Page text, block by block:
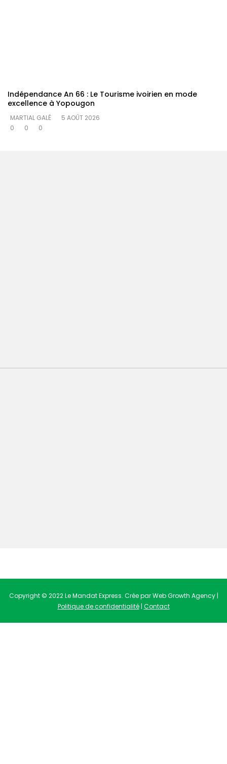
Indépendance An 66 : Le Tourisme ivoirien en mode
excellence à Yopougon
MARTIAL GALÉ
5 AOÛT 2026
0
0 0
Copyright © 2022 Le Mandat Express. Crée par Web Growth Agency |
Politique de confidentialité| Contact